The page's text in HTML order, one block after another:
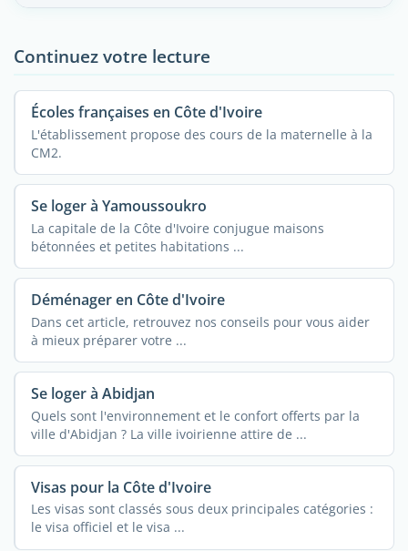
Continuez votre lecture
Écoles françaises en Côte d'Ivoire
L'établissement propose des cours de la maternelle à la
CM2.
Se loger à Yamoussoukro
La capitale de la Côte d'Ivoire conjugue maisons
bétonnées et petites habitations ...
Déménager en Côte d'Ivoire
Dans cet article, retrouvez nos conseils pour vous aider
à mieux préparer votre ...
Se loger à Abidjan
Quels sont l'environnement et le confort offerts par la
ville d'Abidjan ? La ville ivoirienne attire de ...
Visas pour la Côte d'Ivoire
Les visas sont classés sous deux principales catégories :
le visa officiel et le visa ...